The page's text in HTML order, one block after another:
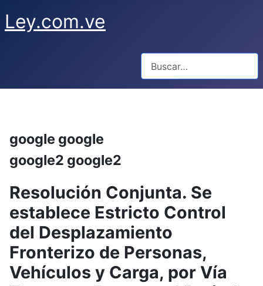
Ley.com.ve
google google
google2 google2
Resolución Conjunta. Se
establece Estricto Control
del Desplazamiento
Fronterizo de Personas,
Vehículos y Carga, por Vía